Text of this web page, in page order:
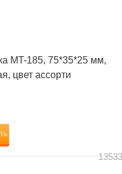
MT-185, 75*35*25 мм,
цвет ассорти